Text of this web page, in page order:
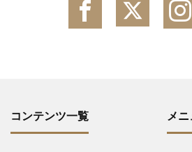
コンテンツ一覧 メ